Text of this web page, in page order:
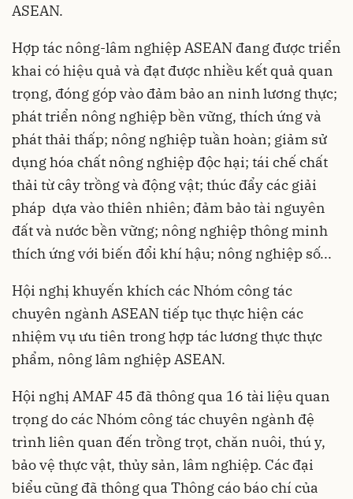
ASEAN.
Hợp tác nông-lâm nghiệp ASEAN đang được triển
khai có hiệu quả và đạt được nhiều kết quả quan
trọng, đóng góp vào đảm bảo an ninh lương thực;
phát triển nông nghiệp bền vững, thích ứng và
phát thải thấp; nông nghiệp tuần hoàn; giảm sử
dụng hóa chất nông nghiệp độc hại; tái chế chất
thải từ cây trồng và động vật; thúc đẩy các giải
pháp dựa vào thiên nhiên; đảm bảo tài nguyên
đất và nước bền vững; nông nghiệp thông minh
thích ứng với biến đổi khí hậu; nông nghiệp số...
Hội nghị khuyến khích các Nhóm công tác
chuyên ngành ASEAN tiếp tục thực hiện các
nhiệm vụ ưu tiên trong hợp tác lương thực thực
phẩm, nông lâm nghiệp ASEAN.
Hội nghị AMAF 45 đã thông qua 16 tài liệu quan
trọng do các Nhóm công tác chuyên ngành đệ
trình liên quan đến trồng trọt, chăn nuôi, thú y,
bảo vệ thực vật, thủy sản, lâm nghiệp. Các đại
biểu cũng đã thông qua Thông cáo báo chí của